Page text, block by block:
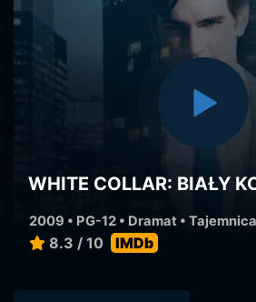
WHITE COLLAR: BIAŁY
2009 • PG-12 • Dramat • Tajemnica
8.3 / 10 IMDb